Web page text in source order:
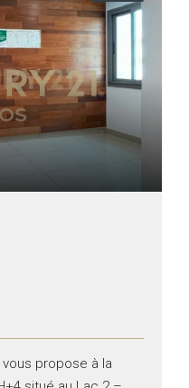
vous propose à la